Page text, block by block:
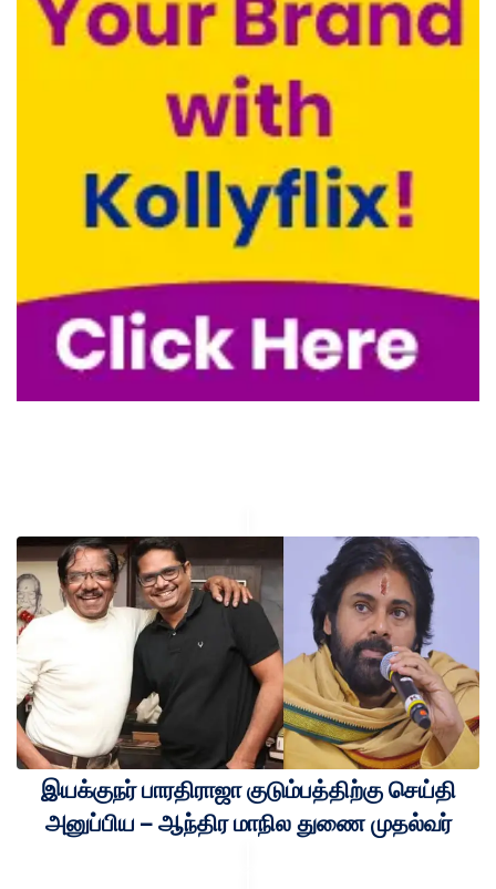
இயக்குநர் பாரதிராஜா குடும்பத்திற்கு செய்தி
அனுப்பிய – ஆந்திர மாநில துணை முதல்வர்